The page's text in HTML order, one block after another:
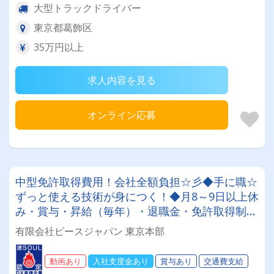
大型トラックドライバー
東京都葛飾区
35万円以上
求人内容を見る
オンライン応募
中型免許取得費用！会社全額負担☆彡◆手に職☆
ずっと使える技術が身につく！◆月8～9日以上休
み・賞与・昇給（毎年）・退職金・免許取得制度
や各種豊富な手当も充実♪月収30万～45万円♪未
経験スタートOK！！！
有限会社ピースジャパン 東京本部
動画あり 入社支度金あり 賞与あり 交通費支給